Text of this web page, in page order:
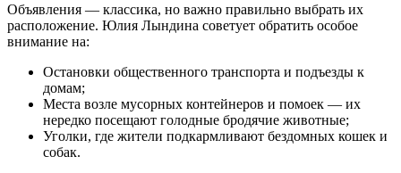
Объявления — классика, но важно правильно выбрать их
расположение. Юлия Лындина советует обратить особое
внимание на:
Остановки общественного транспорта и подъезды к
домам;
Места возле мусорных контейнеров и помоек — их
нередко посещают голодные бродячие животные;
Уголки, где жители подкармливают бездомных кошек и
собак.